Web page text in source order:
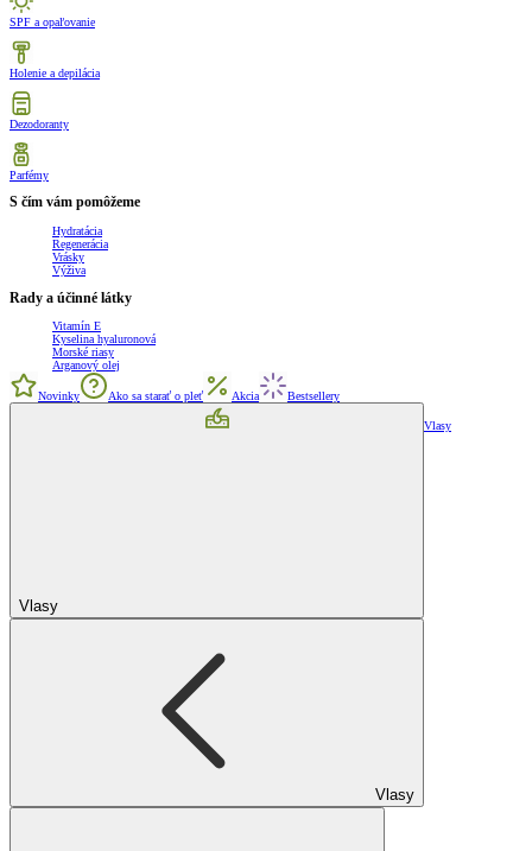
SPF a opaľovanie
Holenie a depilácia
Dezodoranty
Parfémy
S čím vám pomôžeme
Hydratácia
Regenerácia
Vrásky
Výživa
Rady a účinné látky
Vitamín E
Kyselina hyaluronová
Morské riasy
Arganový olej
Novinky Ako sa starať o pleť Akcia Bestsellery
Vlasy
Vlasy
Vlasy